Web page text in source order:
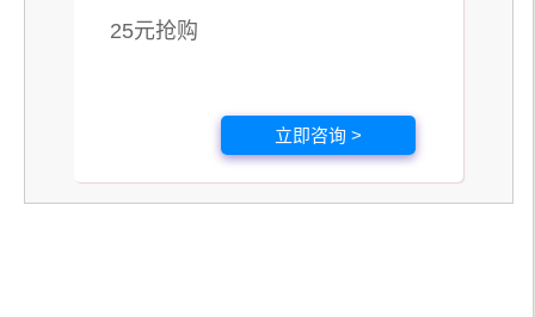
25元抢购
立即咨询 >